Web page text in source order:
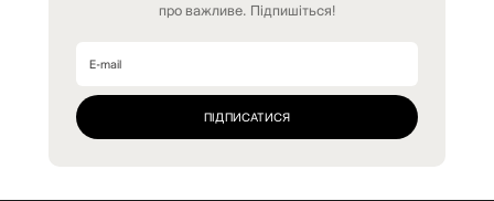
про важливе. Підпишіться!